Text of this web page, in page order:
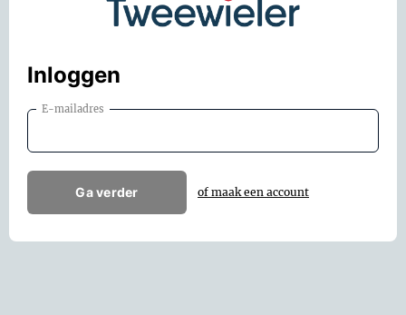
Inloggen
E-mailadres
Ga verder of maak een account